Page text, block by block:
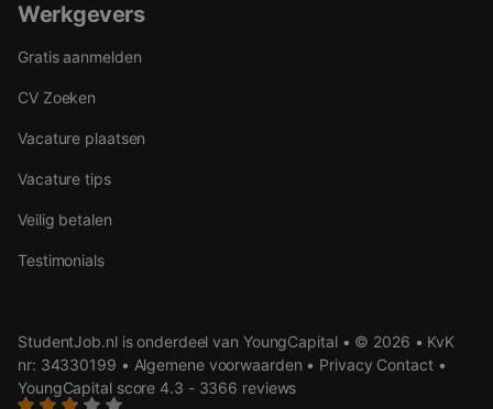
Werkgevers
Gratis aanmelden
CV Zoeken
Vacature plaatsen
Vacature tips
Veilig betalen
Testimonials
StudentJob.nl is onderdeel van YoungCapital • © 2026 • KvK
nr: 34330199 • Algemene voorwaarden • Privacy Contact•
YoungCapital score 4.3 - 3366 reviews